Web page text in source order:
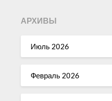
АРХИВЫ
Июль 2026
Февраль 2026